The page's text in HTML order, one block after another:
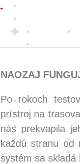
NAOZAJ
Po rokoch
prístroj na
nás prekvapila
každú stranu od
systém sa skladá